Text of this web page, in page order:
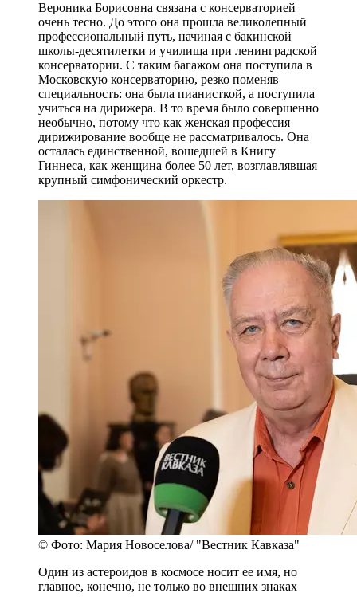
Вероника Борисовна связана с консерваторией
очень тесно. До этого она прошла великолепный
профессиональный путь, начиная с бакинской
школы-десятилетки и училища при ленинградской
консерватории. С таким багажом она поступила в
Московскую консерваторию, резко поменяв
специальность: она была пианисткой, а поступила
учиться на дирижера. В то время было совершенно
необычно, потому что как женская профессия
дирижирование вообще не рассматривалось. Она
осталась единственной, вошедшей в Книгу
Гиннеса, как женщина более 50 лет, возглавлявшая
крупный симфонический оркестр.
© Фото: Мария Новоселова/ "Вестник Кавказа"
Один из астероидов в космосе носит ее имя, но
главное, конечно, не только во внешних знаках